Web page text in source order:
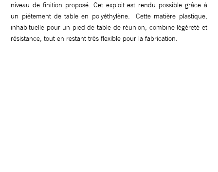
niveau de finition proposé. Cet exploit est rendu possible grâce à
un piétement de table en polyéthylène. Cette matière plastique,
inhabituelle pour un pied de table de réunion, combine légèreté et
résistance, tout en restant très flexible pour la fabrication.